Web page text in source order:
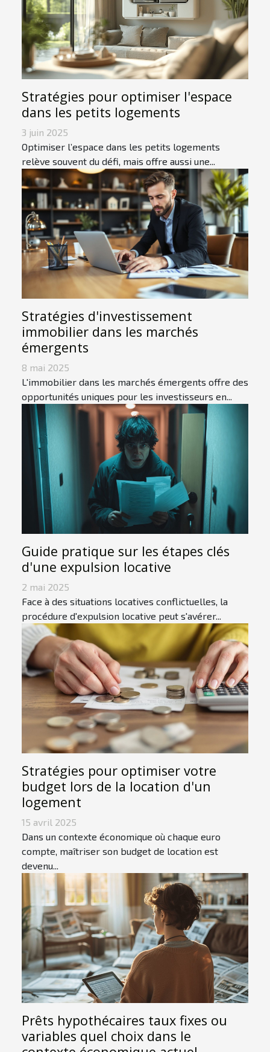
Stratégies pour optimiser l'espace
dans les petits logements
3 juin 2025
Optimiser l’espace dans les petits logements
relève souvent du défi, mais offre aussi une...
Stratégies d'investissement
immobilier dans les marchés
émergents
8 mai 2025
L'immobilier dans les marchés émergents offre des
opportunités uniques pour les investisseurs en...
Guide pratique sur les étapes clés
d'une expulsion locative
2 mai 2025
Face à des situations locatives conflictuelles, la
procédure d'expulsion locative peut s'avérer...
Stratégies pour optimiser votre
budget lors de la location d'un
logement
15 avril 2025
Dans un contexte économique où chaque euro
compte, maîtriser son budget de location est
devenu...
Prêts hypothécaires taux fixes ou
variables quel choix dans le